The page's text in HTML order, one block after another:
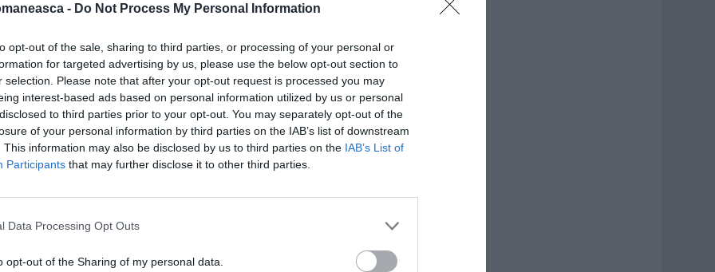
- Do Not Process My Personal Information
opt-out of the sale, sharing to third parties, or processing of your personal or
for targeted advertising by us, please use the below opt-out section to
selection. Please note that after your opt-out request is processed you may
interest-based ads based on personal information utilized by us or personal
to third parties prior to your opt-out. You may separately opt-out of the
of your personal information by third parties on the IAB’s list of downstream
This information may also be disclosed by us to third parties on the IAB’s List of
Participants that may further disclose it to other third parties.
Data Processing Opt Outs
opt-out of the Sharing of my personal data.